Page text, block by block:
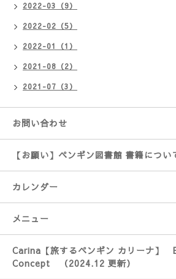
2022-03（9）
2022-02（5）
2022-01（1）
2021-08（2）
2021-07（3）
お問い合わせ
【お願い】ペンギン図書館 書籍につい
カレンダー
メニュー
Carina【旅するペンギン カリーナ】
Concept （2024.12 更新）